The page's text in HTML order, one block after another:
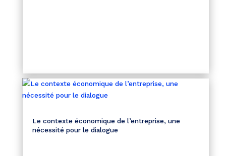
Le contexte économique de l’entreprise, une
nécessité pour le dialogue